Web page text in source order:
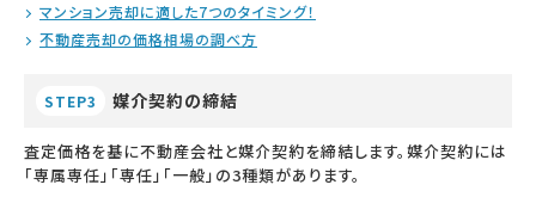
マンション売却に適した7つのタイミング！
不動産売却の価格相場の調べ方
STEP3 媒介契約の締結
査定価格を基に不動産会社と媒介契約を締結します。媒介契約には
「専属専任」「専任」「一般」の3種類があります。